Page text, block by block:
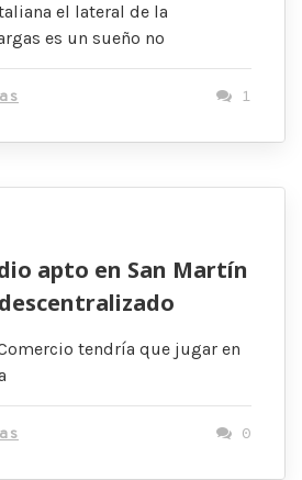
el lateral de la
es un sueño no
1
apto en San Martín
tendría que jugar en
0